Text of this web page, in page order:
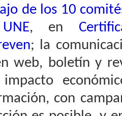
de los 10
, en
; la
web, boletín y
con